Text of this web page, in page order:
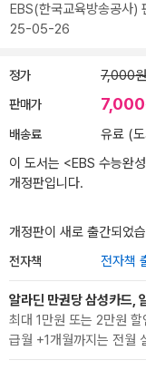
EBS(한국교육방송공사)
25-05-26
정가 7,000원
판매가 7,000
배송료
유료 (
이 도서는 <EBS 수능완
개정판입니다.
개정판이 새로 출간되었
전자책 전자책
알라딘 만권당 삼성카드,
최대 1만원 또는 2만원
급월 +1개월까지는 전월